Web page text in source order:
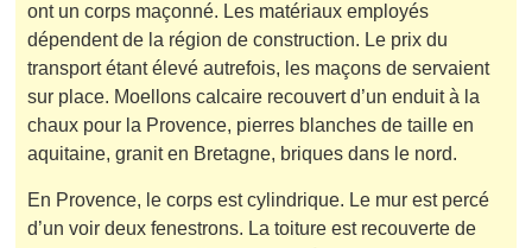
ont un corps maçonné. Les matériaux employés
dépendent de la région de construction. Le prix du
transport étant élevé autrefois, les maçons de servaient
sur place. Moellons calcaire recouvert d’un enduit à la
chaux pour la Provence, pierres blanches de taille en
aquitaine, granit en Bretagne, briques dans le nord.
En Provence, le corps est cylindrique. Le mur est percé
d’un voir deux fenestrons. La toiture est recouverte de